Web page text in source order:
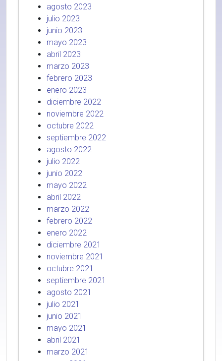
agosto 2023
julio 2023
junio 2023
mayo 2023
abril 2023
marzo 2023
febrero 2023
enero 2023
diciembre 2022
noviembre 2022
octubre 2022
septiembre 2022
agosto 2022
julio 2022
junio 2022
mayo 2022
abril 2022
marzo 2022
febrero 2022
enero 2022
diciembre 2021
noviembre 2021
octubre 2021
septiembre 2021
agosto 2021
julio 2021
junio 2021
mayo 2021
abril 2021
marzo 2021